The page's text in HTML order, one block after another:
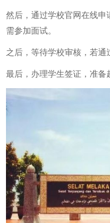
然后，通过学校官网在线
需参加面试。
之后，等待学校审核，若通
最后，办理学生签证，准备